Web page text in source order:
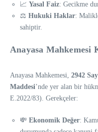
📈 Yasal Faiz: Gecikme
⚖️ Hukuki Haklar:
sahiptir.
Anayasa Mahkemesi
Anayasa Mahkemesi, 2942
Maddesi’nde yer alan bir
E.2022/83). Gerekçeler:
💸 Ekonomik Değer: